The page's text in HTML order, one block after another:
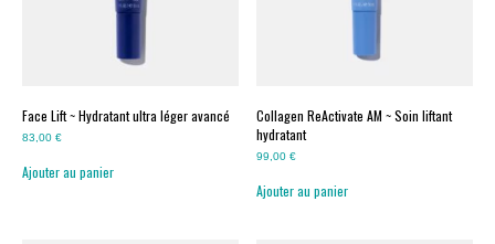
Face Lift ~ Hydratant ultra léger avancé
83,00 €
Ajouter au panier
Collagen ReActivate AM ~ Soin liftant
hydratant
99,00€
Ajouter au panier